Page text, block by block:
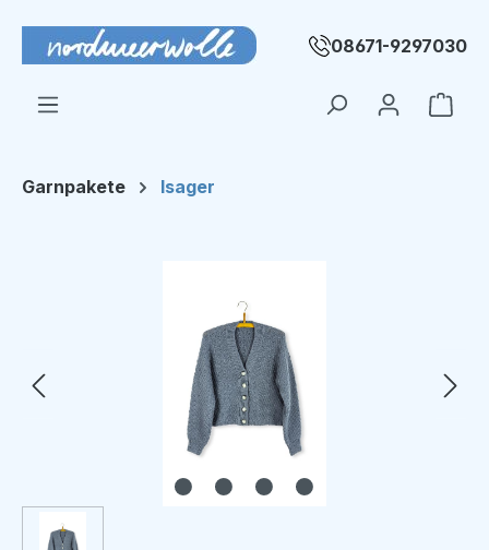
Zum Hauptinhalt springen
08671-9297030
Garnpakete Isager